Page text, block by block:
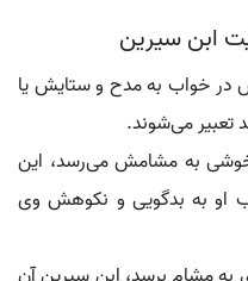
ابن سیرین
در خواب به مدح و ستایش یا
تعبیر می‌شوند.
خوشی به مشامش می‌رسد، این
او به بدگویی و نکوهش وی